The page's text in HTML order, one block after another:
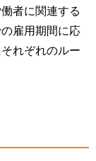
者に関連する
雇用期間に応
れぞれのルー